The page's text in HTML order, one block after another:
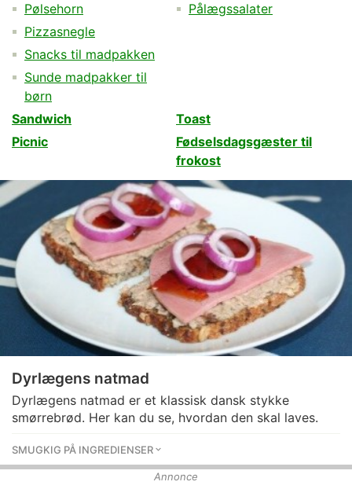
Pølsehorn
Pizzasnegle
Snacks til madpakken
Sunde madpakker til
børn
Pålægssalater
Sandwich
Picnic
Toast
Fødselsdagsgæster til
frokost
Dyrlægens natmad
Dyrlægens natmad er et klassisk dansk stykke
smørrebrød. Her kan du se, hvordan den skal laves.
SMUGKIG PÅ INGREDIENSER
Annonce